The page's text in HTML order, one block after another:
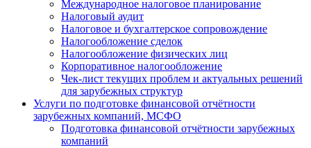
Международное налоговое планирование
Налоговый аудит
Налоговое и бухгалтерское сопровождение
Налогообложение сделок
Налогообложение физических лиц
Корпоративное налогообложение
Чек-лист текущих проблем и актуальных решений
для зарубежных структур
Услуги по подготовке финансовой отчётности
зарубежных компаний, МСФО
Подготовка финансовой отчётности зарубежных
компаний